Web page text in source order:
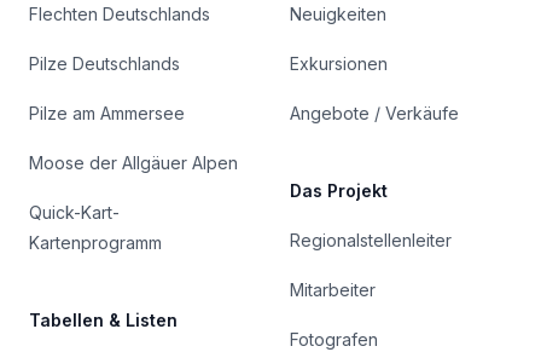
Flechten Deutschlands
Pilze Deutschlands
Pilze am Ammersee
Moose der Allgäuer Alpen
Quick-Kart-
Kartenprogramm
Tabellen & Listen
Neuigkeiten
Exkursionen
Angebote / Verkäufe
Das Projekt
Regionalstellenleiter
Mitarbeiter
Fotografen